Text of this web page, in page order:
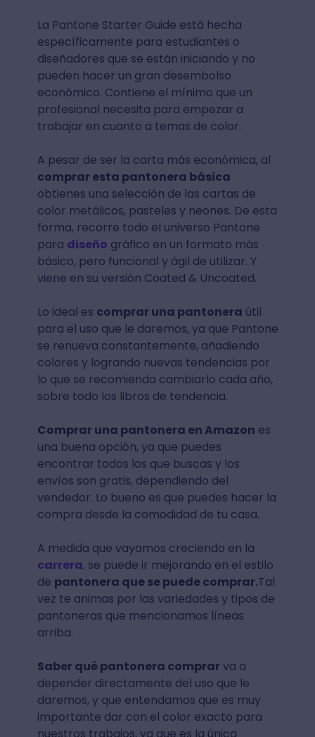
La Pantone Starter Guide está hecha
específicamente para estudiantes o
diseñadores que se están iniciando y no
pueden hacer un gran desembolso
económico. Contiene el mínimo que un
profesional necesita para empezar a
trabajar en cuanto a temas de color.
A pesar de ser la carta más económica, al
comprar esta pantonera básica
obtienes una selección de las cartas de
color metálicos, pasteles y neones. De esta
forma, recorre todo el universo Pantone
para diseño gráfico en un formato más
básico, pero funcional y ágil de utilizar. Y
viene en su versión Coated & Uncoated.
Lo ideal es comprar una pantonera útil
para el uso que le daremos, ya que Pantone
se renueva constantemente, añadiendo
colores y logrando nuevas tendencias por
lo que se recomienda cambiarlo cada año,
sobre todo los libros de tendencia.
Comprar una pantonera en Amazon es
una buena opción, ya que puedes
encontrar todos los que buscas y los
envíos son gratis, dependiendo del
vendedor. Lo bueno es que puedes hacer la
compra desde la comodidad de tu casa.
A medida que vayamos creciendo en la
carrera, se puede ir mejorando en el estilo
de pantonera que se puede comprar.Tal
vez te animas por las variedades y tipos de
pantoneras que mencionamos líneas
arriba.
Saber qué pantonera comprar va a
depender directamente del uso que le
daremos, y que entendamos que es muy
importante dar con el color exacto para
nuestros trabajos, ya que es la única